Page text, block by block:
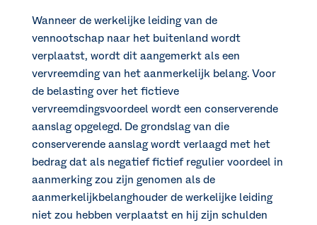
Wanneer de werkelijke leiding van de
vennootschap naar het buitenland wordt
verplaatst, wordt dit aangemerkt als een
vervreemding van het aanmerkelijk belang. Voor
de belasting over het fictieve
vervreemdingsvoordeel wordt een conserverende
aanslag opgelegd. De grondslag van die
conserverende aanslag wordt verlaagd met het
bedrag dat als negatief fictief regulier voordeel in
aanmerking zou zijn genomen als de
aanmerkelijkbelanghouder de werkelijke leiding
niet zou hebben verplaatst en hij zijn schulden